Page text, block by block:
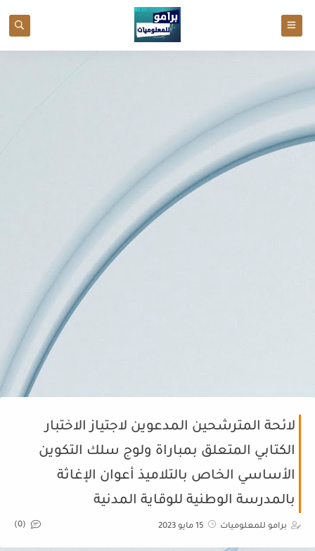
لائحة المترشحين المدعوين لاجتياز الاختبار
الكتابي المتعلق بمباراة ولوج سلك التكوين
الأساسي الخاص بالتلاميذ أعوان الإغاثة
بالمدرسة الوطنية للوقاية المدنية
برامو للمعلوميات 15 مايو 2023 (0)